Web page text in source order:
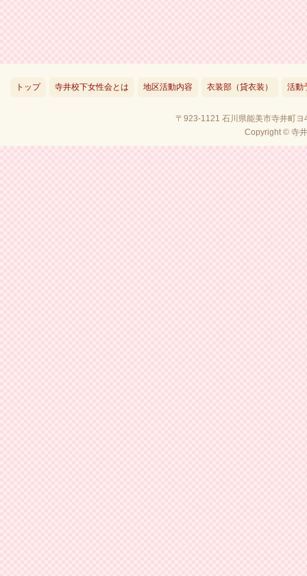
トップ 寺井校下女性会とは 地区活動内容 衣装部（貸衣装） 活動
〒923-1121 石川県能美市寺井町
Copyright © 寺